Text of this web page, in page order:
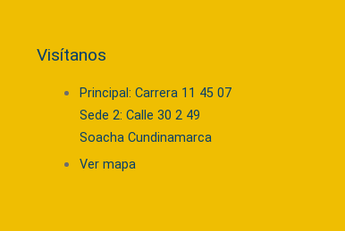
Visítanos
Principal: Carrera 11 45 07
Sede 2: Calle 30 2 49
Soacha Cundinamarca
Ver mapa